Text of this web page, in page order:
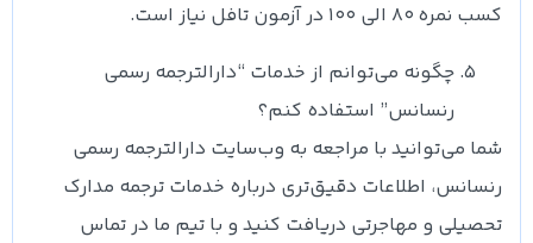
کسب نمره 80 الی 100 در آزمون تافل نیاز است.
چگونه می‌توانم از خدمات “دارالترجمه رسمی
رنسانس” استفاده کنم؟
شما می‌توانید با مراجعه به وب‌سایت دارالترجمه رسمی
رنسانس، اطلاعات دقیق‌تری درباره خدمات ترجمه مدارک
تحصیلی و مهاجرتی دریافت کنید و با تیم ما در تماس